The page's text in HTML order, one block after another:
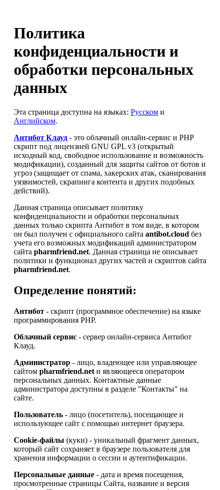
Политика
конфиденциальности и
обработки персональных
данных
Эта страница доступна на языках: Русском и
Английском.
Антибот Клауд - это облачный онлайн-сервис и PHP
скрипт под лицензией GNU GPL v3 (открытый
исходный код, свободное использование и возможность
модификации), созданный для защиты сайтов от ботов и
угроз (защищает от спама, хакерских атак, сканирования
уязвимостей, скрапинга контента и других подобных
действий).
Данная страница описывает политику
конфиденциальности и обработки персональных
данных только скрипта Антибот в том виде, в котором
он был получен с официального сайта antibot.cloud без
учета его возможных модификаций администратором
сайта pharmfriend.net. Данная страница не описывает
политики и функционал других частей и скриптов сайта
pharmfriend.net.
Определение понятий:
Антибот - скрипт (программное обеспечение) на языке
программирования PHP.
Облачный сервис - сервер онлайн-сервиса Антибот
Клауд.
Администратор - лицо, владеющее или управляющее
сайтом pharmfriend.net и являющееся оператором
персональных данных. Контактные данные
администратора доступны в разделе "Контакты" на
сайте.
Пользователь - лицо (посетитель), посещающее и
использующее сайт с помощью интернет браузера.
Cookie-файлы (куки) - уникальный фрагмент данных,
который сайт сохраняет в браузере пользователя для
хранения информации о сессии и аутентификации.
Персональные данные - дата и время посещения,
просмотренные страницы Сайта, название и версия